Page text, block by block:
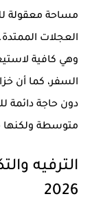
مساحة معقولة
وهي كافية
دون حاجة دائمة
متوسطة ولكنها
2026